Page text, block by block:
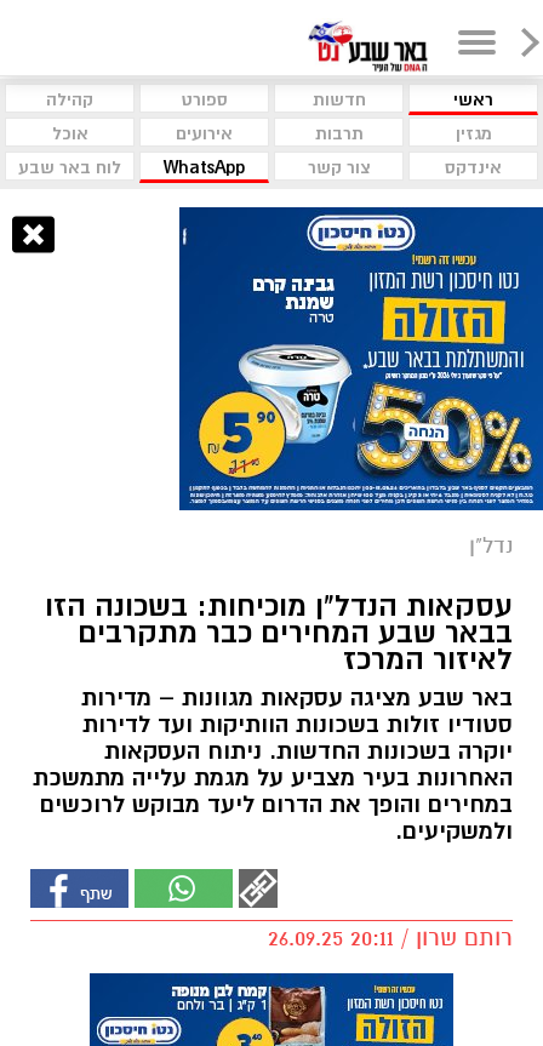
ראשי חדשות ספורט
קהילה
מגזין
תרבות אירועים
אוכל
אינדקס
צור קשר WhatsApp לוח באר שבע
נדל"ן
עסקאות הנדל"ן מוכיחות: בשכונה הזו
בבאר שבע המחירים כבר מתקרבים
לאיזור המרכז
באר שבע מציגה עסקאות מגוונות – מדירות
סטודיו זולות בשכונות הוותיקות ועד לדירות
יוקרה בשכונות החדשות. ניתוח העסקאות
האחרונות בעיר מצביע על מגמת עלייה מתמשכת
במחירים והופך את הדרום ליעד מבוקש לרוכשים
ולמשקיעים.
רותם שרון / 20:11 26.09.25